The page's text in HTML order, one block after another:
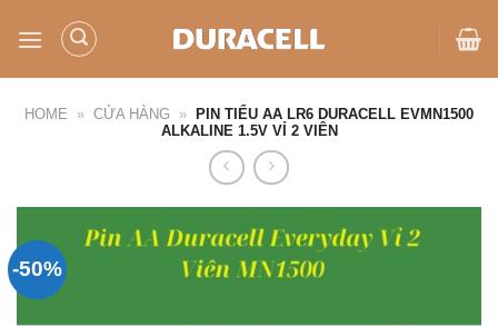
qua
HOME » CỬA HÀNG »
PIN TIỂU AA LR6 DURACELL EVMN1500
ALKALINE 1.5V VỈ 2 VIÊN
-50%